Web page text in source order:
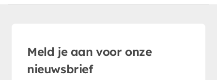
Meld je aan voor onze
nieuwsbrief